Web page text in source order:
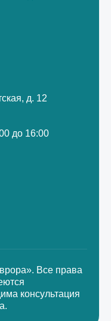
д. 12
до 16:00
Все права
консультация